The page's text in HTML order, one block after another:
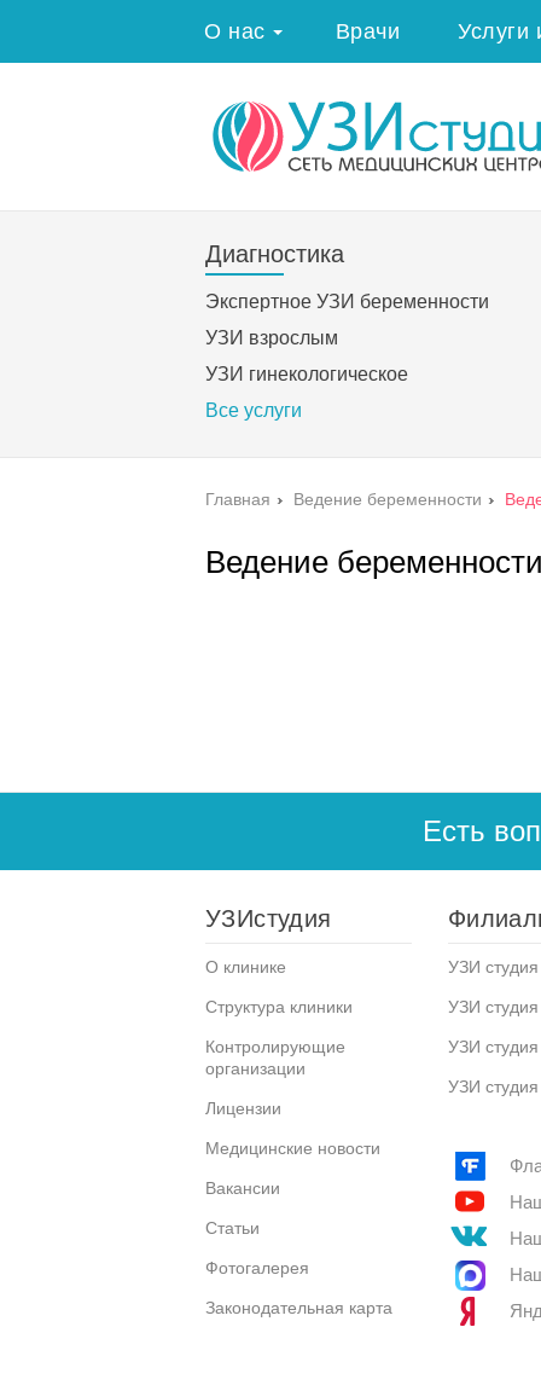
О нас Врачи Услуги
Диагностика
Экспертное УЗИ беременности
УЗИ взрослым
УЗИ гинекологическое
Все услуги
Главная › Ведение беременности ›
Ведение
Есть
УЗИстудия
О клинике
Структура клиники
Контролирующие
организации
Лицензии
Медицинские новости
Вакансии
Статьи
Фотогалерея
Законодательная карта
УЗИ
УЗИ
УЗИ
УЗИ